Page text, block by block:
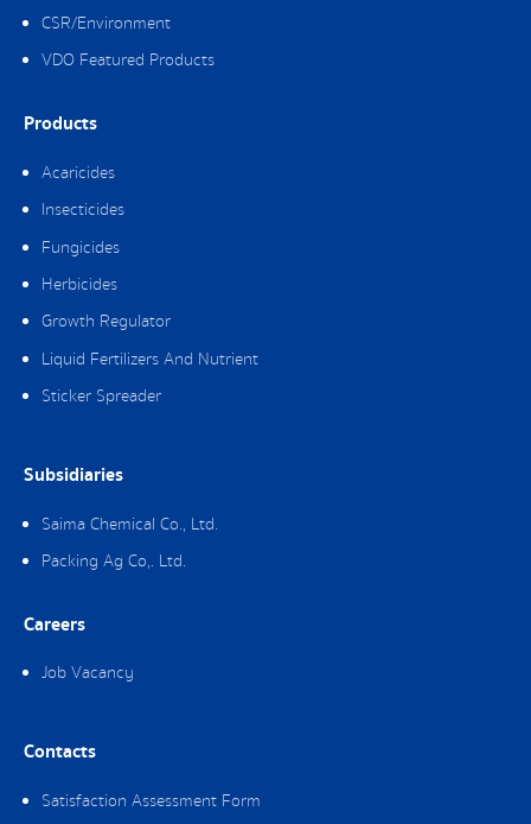
CSR/Environment
VDO Featured Products
Products
Acaricides
Insecticides
Fungicides
Herbicides
Growth Regulator
Liquid Fertilizers And Nutrient
Sticker Spreader
Subsidiaries
Saima Chemical Co., Ltd.
Packing Ag Co,. Ltd.
Careers
Job Vacancy
Contacts
Satisfaction Assessment Form